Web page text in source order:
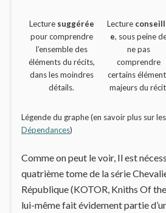
Lecture suggérée
pour comprendre
l’ensemble des
éléments du récits,
dans les moindres
détails.
Lecture
e, sous peine
ne pas
comprendre
certains
majeurs du
Légende du graphe (en savoir plus sur les
Dépendances)
Comme on peut le voir, Il est
quatrième tome de la série
République (KOTOR, Kniths Of
lui-même fait évidement partie